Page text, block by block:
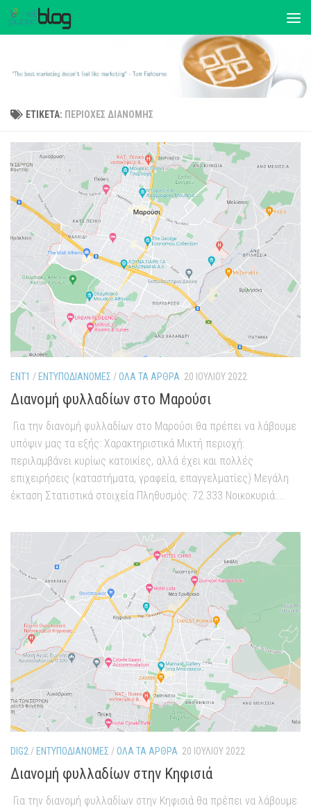
ΕΤΙΚΈΤΑ: ΠΕΡΙΟΧΈΣ ΔΙΑΝΟΜΉΣ
ENT1 / ΕΝΤΥΠΟΔΙΑΝΟΜΈΣ /ΌΛΑ ΤΑ ΆΡΘΡΑ 20 ΙΟΥΛΊΟΥ 2022
Διανομή φυλλαδίων στο Μαρούσι
Για την διανομή φυλλαδίων στο Μαρούσι θα πρέπει να λάβουμε
υπόψιν μας τα εξής: Χαρακτηριστικά Μικτή περιοχή:
περιλαμβάνει κυρίως κατοικίες, αλλά έχει και πολλές
επιχειρήσεις (καταστήματα, γραφεία, επαγγελματίες) Μεγάλη
έκταση Στατιστικά στοιχεία Πληθυσμός: 72.333 Νοικοκυριά:...
DIG2 / ΕΝΤΥΠΟΔΙΑΝΟΜΈΣ /ΌΛΑ ΤΑ ΆΡΘΡΑ 20 ΙΟΥΛΊΟΥ 2022
Διανομή φυλλαδίων στην Κηφισιά
Για την διανομή φυλλαδίων στην Κηφισιά θα πρέπει να λάβουμε